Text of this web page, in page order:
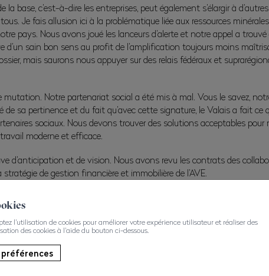
base, c’est-à-dire les entreprises, peut également s’élargir à
Je fais allusion ici à la problématique liée aux ressources
pays. Nous avons joué les lanceurs d’alerte et notre appel a
sain bon sens au profit de l’amplification toujours moins
mais saurons nous appuyer sur des relais fédéraux et
Notre partenariat social a été mis à mal. Vous le savez,
sa pertinence et du fait qu’avec cette signature, le Valais a fait ce
sociaux. Nous devons trouver des solutions acceptables
moderne et efficace.
d’anticipation et de vision. Nous avons revu les contrats des
de gestion financière et immobilière de l’AVE.
défis ne manquent pas, mais, comme entrepreneurs, nous avons
de vue l’objectif final. Anticiper, analyser, décider, agir et… avancer
l'utilisation de cookies pour améliorer votre expérience utilisateur et réaliser des
des cookies à l'aide du bouton ci-dessous.
préférences